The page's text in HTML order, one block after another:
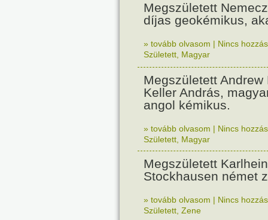
Megszületett
díjas geokémikus,
» tovább olvasom | Nincs
Született Magyar
Megszületett Andrew
Keller András,
angol kémikus.
» tovább olvasom | Nincs
Született Magyar
Megszületett
Stockhausen német
» tovább olvasom | Nincs
Született Zene